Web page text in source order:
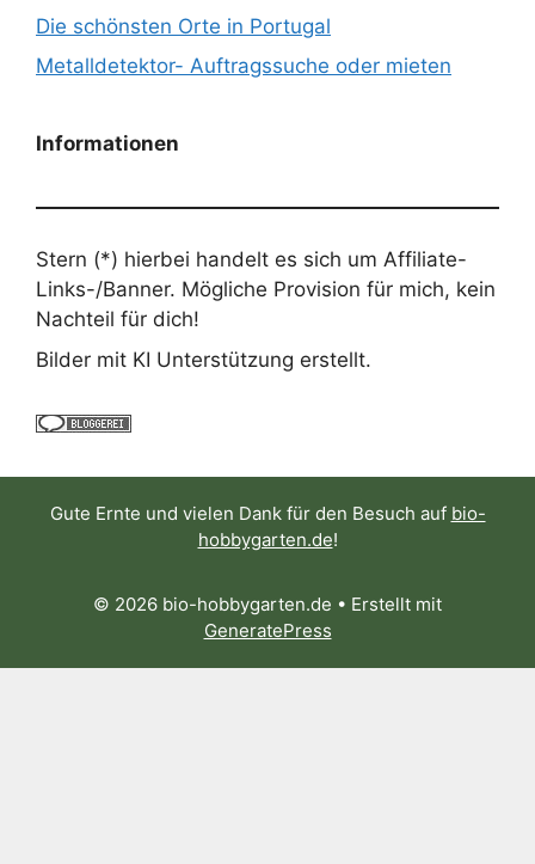
Die schönsten Orte in Portugal
Metalldetektor- Auftragssuche oder mieten
Informationen
Stern (*) hierbei handelt es sich um Affiliate-
Links-/Banner. Mögliche Provision für mich, kein
Nachteil für dich!
Bilder mit KI Unterstützung erstellt.
Gute Ernte und vielen Dank für den Besuch auf bio-
hobbygarten.de!
© 2026 bio-hobbygarten.de • Erstellt mit
GeneratePress